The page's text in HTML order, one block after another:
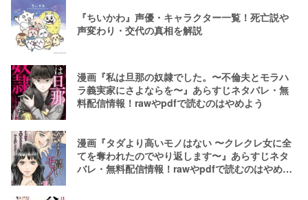
『ちいかわ』声優・キャラクター一覧！死亡説や
声変わり・交代の真相を解説
漫画『私は旦那の奴隷でした。〜不倫夫とモラハ
ラ義実家にさよならを〜』あらすじネタバレ・無
料配信情報！rawやpdfで読むのはやめよう
漫画『タダより高いモノはない 〜クレクレ女に全
てを奪われたのでやり返します〜』あらすじネタ
バレ・無料配信情報！rawやpdfで読むのはやめよ